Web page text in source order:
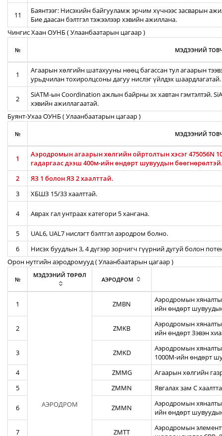
11
Баянтээг: Нисэхийн байгууламж эрчим хүчнээс засварын
Бие даасан бэлтгэл тэжээлээр хэвийн ажиллана.
Чингис Хаан ОУНБ ( Улаанбаатарын цагаар )
№ МЭДЭЭНИЙ
1
Агаарын хөлгийн шатахууны нөөц багассан тул агаарын
урьдчилан тохиролцсоны дагуу нислэг үйлдэх шаардлагатай.
2
SiATM-ын Coordination ажлын байрны эх хавтан гэмтэлтэй.
хэвийн ажиллагаатай.
Буянт-Ухаа ОУНБ ( Улаанбаатарын цагаар )
№ МЭДЭЭНИЙ
1
Аэродромын агаарын хөлгийн ойртолтын хэсэг 475056N
гадаргаас дээш 400м-ийн өндөрт шувуудын
2
ЯЗ 1 болон ЯЗ 2 хаалттай.
3
ХБШЗ 15/33 хаалттай.
4 Аврах гал унтраах категори 5 хангана.
5
UAL6, UAL7 нислэгт бэлтгэл аэродром болно.
6
Нисэх буудлын 3, 4 дүгээр зорчигч гүүрний дугуй болон
Орон нутгийн аэродромууд ( Улаанбаатарын цагаар )
№
МЭДЭЭНИЙ ТӨРӨЛ
АЭРОДРОМ
1
АЭРОДРОМ
ZMBN
Аэродромын
ийн өндөрт
2 ZMKB
Аэродромын
ийн өндөрт Зэвэн
3 ZMKD
Аэродромын
1000М-ийн өндөрт
4
ZMMG
Агаарын хөлгийн
5
ZMMN Явгалах зам С
6 ZMMN
Аэродромын
ийн өндөрт
7 ZMTT
Аэродромын